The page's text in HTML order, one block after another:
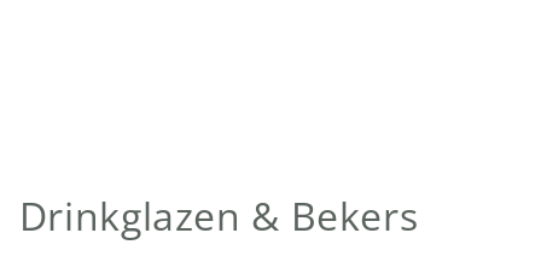
C
Drinkglazen & Bekers